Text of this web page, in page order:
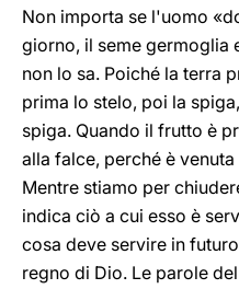
Non importa se l'uomo
giorno, il seme germoglia
non lo sa. Poiché la terra
prima lo stelo, poi la
spiga. Quando il frutto è
alla falce, perché è
Mentre stiamo per
indica ciò a cui esso è
cosa deve servire in
regno di Dio. Le parole